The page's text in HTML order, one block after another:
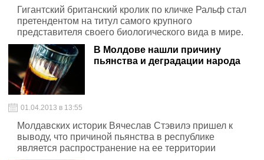
Гигантский британский кролик по кличке Ральф стал
претендентом на титул самого крупного
представителя своего биологического вида в мире.
В Молдове нашли причину
пьянства и деградации народа
01.04.2013 в 13:55
Молдавских историк Вячеслав Стэвилэ пришел к
выводу, что причиной пьянства в республике
является распространение на ее территории